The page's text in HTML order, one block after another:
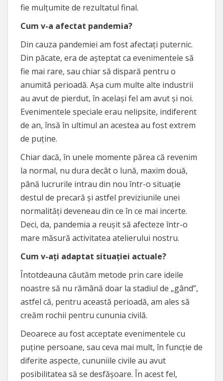
fie mulțumite de rezultatul final.
Cum v-a afectat pandemia?
Din cauza pandemiei am fost afectați puternic.
Din păcate, era de așteptat ca evenimentele să
fie mai rare, sau chiar să dispară pentru o
anumită perioadă. Așa cum multe alte industrii
au avut de pierdut, în același fel am avut și noi.
Evenimentele speciale erau nelipsite, indiferent
de an, însă în ultimul an acestea au fost extrem
de puține.
Chiar dacă, în unele momente părea că revenim
la normal, nu dura decât o lună, maxim două,
până lucrurile intrau din nou într-o situație
destul de precară și astfel previziunile unei
normalități deveneau din ce în ce mai incerte.
Deci, da, pandemia a reușit să afecteze într-o
mare măsură activitatea atelierului nostru.
Cum v-ați adaptat situației actuale?
Întotdeauna căutăm metode prin care ideile
noastre să nu rămână doar la stadiul de „gând”,
astfel că, pentru această perioadă, am ales să
creăm rochii pentru cununia civilă.
Deoarece au fost acceptate evenimentele cu
puține persoane, sau ceva mai mult, în funcție de
diferite aspecte, cununiile civile au avut
posibilitatea să se desfășoare. În acest fel,